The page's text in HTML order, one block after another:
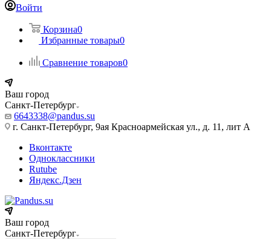
Войти
Корзина0
Избранные товары0
Сравнение товаров0
Ваш город
Санкт-Петербург
6643338@pandus.su
г. Санкт-Петербург, 9ая Красноармейская ул., д. 11, лит А
Вконтакте
Одноклассники
Rutube
Яндекс.Дзен
Ваш город
Санкт-Петербург